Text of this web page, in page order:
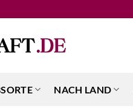
NACH LAND